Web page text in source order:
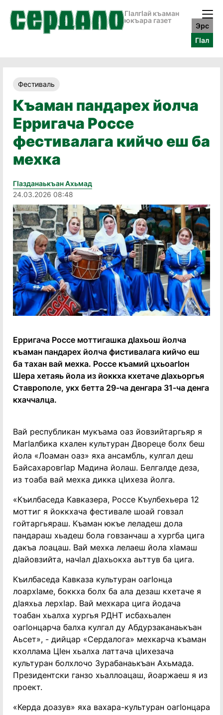
ГӀалгӀай къаман
юкъара газет
Эрс
ГӀал
Фестиваль
Къаман пандарех йолча
Ерригача Россе
фестивалага кийчо еш ба
мехка
Гӏазданаькъан Ахьмад
24.03.2026 08:48
Ерригача Россе моттигашка дӏахьош йолча
къаман пандарех йолча фистивалага кийчо еш
ба тахан вай мехка. Россе къамий цхьоагӏон
Шера хетаяь йола из йоккха кхетаче дӏахьоргья
Ставрополе, укх бетта 29-ча денгара 31-ча денга
кхаччалца.
Вай республикан мукъама оаз йовзийтаргьяр я
Магӏалбика кхален культуран Двореце болх беш
йола «Лоаман оаз» яха ансамбль, кулгал деш
Байсахаровгӏар Мадина йолаш. Белгалде деза,
из тоаба вай мехка дикка цӏихеза йолга.
«Къилбаседа Кавказера, Россе Къулбехьера 12
моттиг я йоккхача фестивале шоай говзал
гойтаргьяраш. Къаман юкъе леладеш дола
пандараш хьадеш бола говзанчаш а хургба цига
дакъа лоацаш. Вай мехка лелаеш йола хӏамаш
дӏайовзийта, начӏал дӏахьокха аьттув ба цига.
Къилбаседа Кавказа культуран оагӏонца
лоархӏаме, боккха болх ба ала дезаш кхетаче я
дӏаяхьа лерхӏар. Вай мехкара цига йодача
тоабан хьалха хургья РДНТ исбахьален
оагӏонцарча балха кулгал ду Абдурзаканаькъан
Аьсет», - дийцар «Сердалога» мехкарча къаман
кхоллама Цӏен хьалха латтача цӏихезача
культуран болхлочо Зурабанаькъан Ахьмада.
Президентски ганзо хьаллоацаш, йоаржаеш я из
проект.
«Керда доазув» яха вахара-культуран оагӏонцара